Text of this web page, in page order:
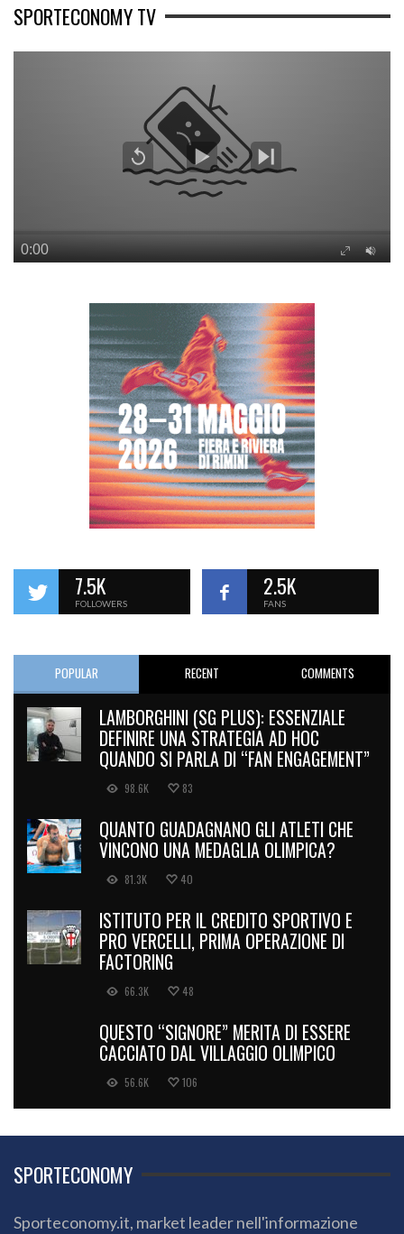
SPORTECONOMY TV
7.5K
FOLLOWERS
2.5K
FANS
POPULAR RECENT COMMENTS
LAMBORGHINI (SG PLUS): ESSENZIALE
DEFINIRE UNA STRATEGIA AD HOC
QUANDO SI PARLA DI “FAN ENGAGEMENT”
98.6K 83
QUANTO GUADAGNANO GLI ATLETI CHE
VINCONO UNA MEDAGLIA OLIMPICA?
81.3K 40
ISTITUTO PER IL CREDITO SPORTIVO E
PRO VERCELLI, PRIMA OPERAZIONE DI
FACTORING
66.3K 48
QUESTO “SIGNORE” MERITA DI ESSERE
CACCIATO DAL VILLAGGIO OLIMPICO
56.6K 106
SPORTECONOMY
Sporteconomy.it, market leader nell'informazione